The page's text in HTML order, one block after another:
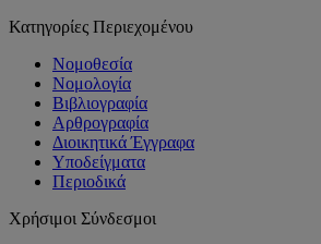
Κατηγορίες Περιεχομένου
Νομοθεσία
Νομολογία
Βιβλιογραφία
Αρθρογραφία
Διοικητικά Έγγραφα
Υποδείγματα
Περιοδικά
Χρήσιμοι Σύνδεσμοι